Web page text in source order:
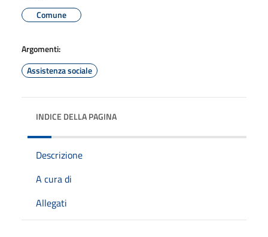
Comune
Argomenti:
Assistenza sociale
INDICE DELLA PAGINA
Descrizione
A cura di
Allegati